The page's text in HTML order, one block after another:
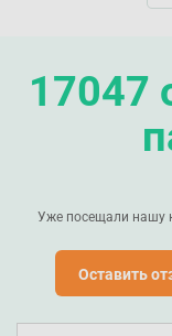
17047
Уже посещали нашу
Оставить